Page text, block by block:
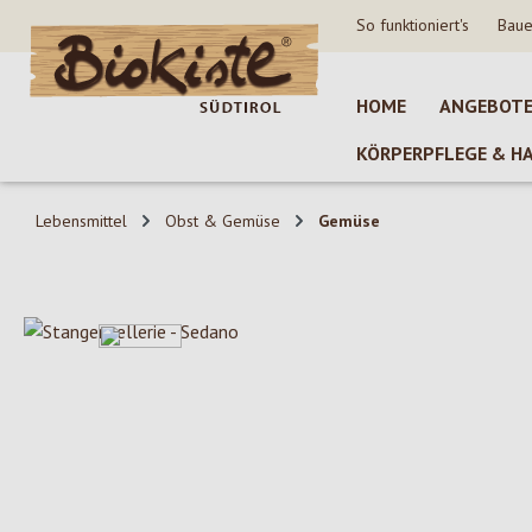
Hauptinhalt springen
Zur Suche springen
Zur Hauptnavigation springen So funktioniert's
HOME ANGEBOTE
KÖRPERPFLEGE &
Lebensmittel Obst & Gemüse Gemüse
Bildergalerie überspringen